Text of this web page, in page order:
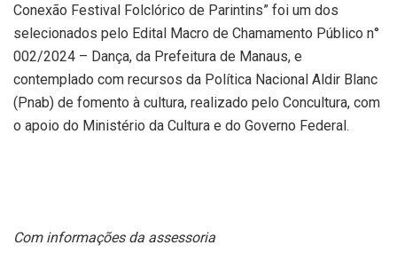
Conexão Festival Folclórico de Parintins” foi um dos
selecionados pelo Edital Macro de Chamamento Público n°
002/2024 – Dança, da Prefeitura de Manaus, e
contemplado com recursos da Política Nacional Aldir Blanc
(Pnab) de fomento à cultura, realizado pelo Concultura, com
o apoio do Ministério da Cultura e do Governo Federal.
Com informações da assessoria